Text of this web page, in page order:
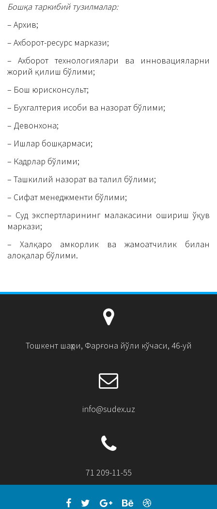
Бошқа таркибий тузилмалар:
– Архив;
– Ахборот-ресурс маркази;
– Ахборот технологиялари ва инновацияларни
жорий қилиш бўлими;
– Бош юрисконсульт;
– Бухгалтерия ҳисоби ва назорат бўлими;
– Девонхона;
– Ишлар бошқармаси;
– Кадрлар бўлими;
– Ташкилий назорат ва таҳлил бўлими;
– Сифат менеджменти бўлими;
– Суд экспертларининг малакасини ошириш ўқув
маркази;
– Халқаро ҳамкорлик ва жамоатчилик билан
алоқалар бўлими.
Тошкент шаҳри, Фарғона йўли кўчаси, 46-уй
info@sudex.uz
71 209-11-55